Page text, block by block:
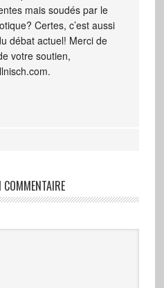
mais soudés par le
Certes, c’est aussi
débat actuel! Merci de
votre soutien,